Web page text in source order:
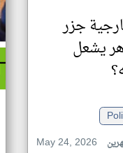
جزر
يشعل
May 24, 2026